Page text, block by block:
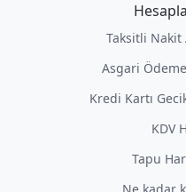
Taksitli Nakit
Asgari
Kredi Kartı
KDV
Tapu